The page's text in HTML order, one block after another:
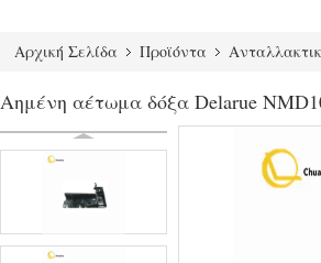
Αρχική Σελίδα Προϊόντα
Αημένη αέτωμα δόξα Delarue